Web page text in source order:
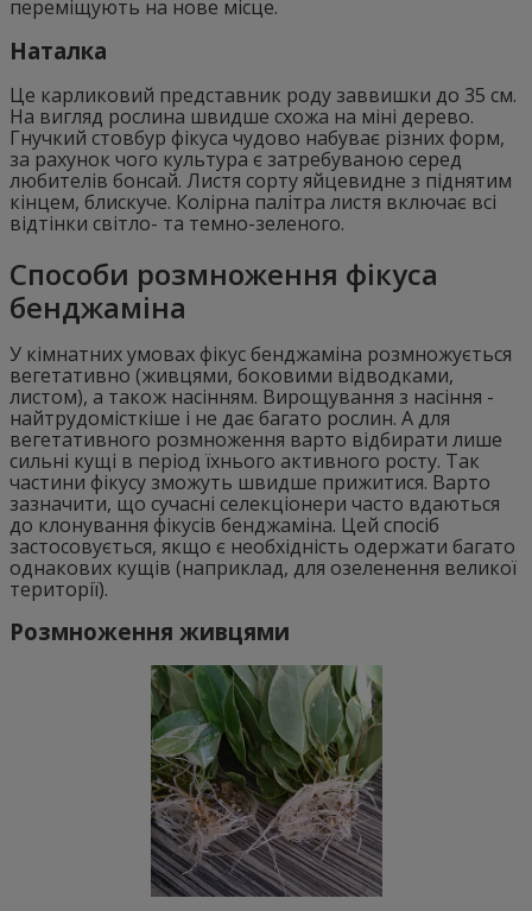
переміщують на нове місце.
Наталка
Це карликовий представник роду заввишки до 35 см.
На вигляд рослина швидше схожа на міні дерево.
Гнучкий стовбур фікуса чудово набуває різних форм,
за рахунок чого культура є затребуваною серед
любителів бонсай. Листя сорту яйцевидне з піднятим
кінцем, блискуче. Колірна палітра листя включає всі
відтінки світло- та темно-зеленого.
Способи розмноження фікуса
бенджаміна
У кімнатних умовах фікус бенджаміна розмножується
вегетативно (живцями, боковими відводками,
листом), а також насінням. Вирощування з насіння -
найтрудомісткіше і не дає багато рослин. А для
вегетативного розмноження варто відбирати лише
сильні кущі в період їхнього активного росту. Так
частини фікусу зможуть швидше прижитися. Варто
зазначити, що сучасні селекціонери часто вдаються
до клонування фікусів бенджаміна. Цей спосіб
застосовується, якщо є необхідність одержати багато
однакових кущів (наприклад, для озеленення великої
території).
Розмноження живцями